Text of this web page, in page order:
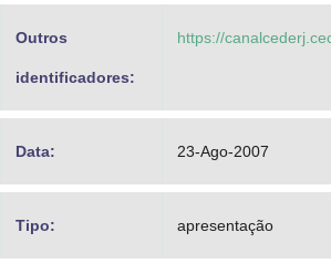
Outros
identificadores:
https://
Data: 23-Ago-2007
Tipo: apresentação